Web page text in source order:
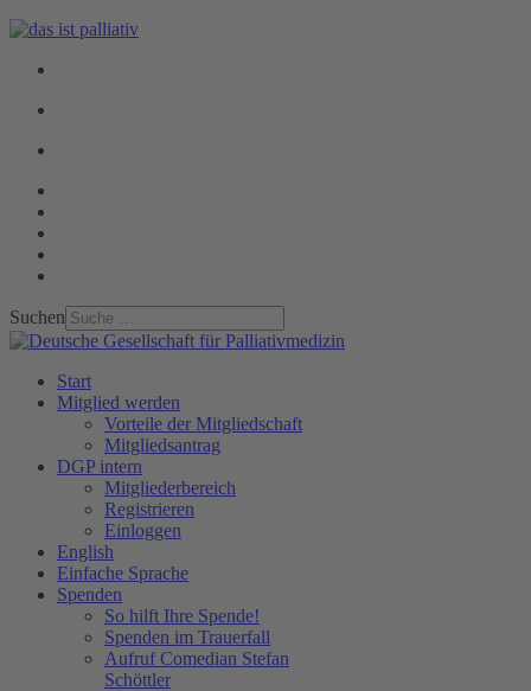
Suchen
Start
Mitglied werden
Vorteile der Mitgliedschaft
Mitgliedsantrag
DGP intern
Mitgliederbereich
Registrieren
Einloggen
English
Einfache Sprache
Spenden
So hilft Ihre Spende!
Spenden im Trauerfall
Aufruf Comedian Stefan
Schöttler